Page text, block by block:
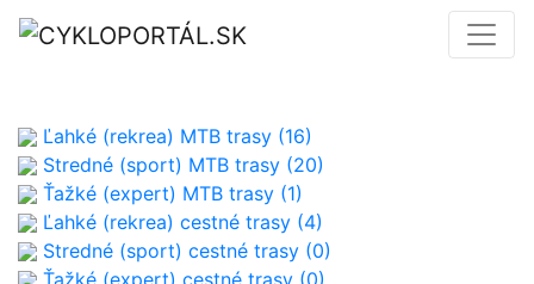
Ľahké (rekrea) MTB trasy (16)
Stredné (sport) MTB trasy (20)
Ťažké (expert) MTB trasy (1)
Ľahké (rekrea) cestné trasy (4)
Stredné (sport) cestné trasy (0)
Ťažké (expert) cestné trasy (0)